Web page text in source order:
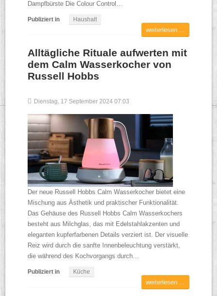
Dampfbürste Die Colour Control…
Publiziert in Haushalt
weiterlesen ...
Alltägliche Rituale aufwerten mit
dem Calm Wasserkocher von
Russell Hobbs
Dienstag, 17 September 2024 07:03
Der neue Russell Hobbs Calm Wasserkocher bietet eine
Mischung aus Ästhetik und praktischer Funktionalität.
Das Gehäuse des Russell Hobbs Calm Wasserkochers
besteht aus Milchglas, das mit Edelstahlakzenten und
eleganten kupferfarbenen Details verziert ist. Der visuelle
Reiz wird durch die sanfte Innenbeleuchtung verstärkt,
die während des Kochvorgangs durch…
Publiziert in Küche
weiterlesen ...